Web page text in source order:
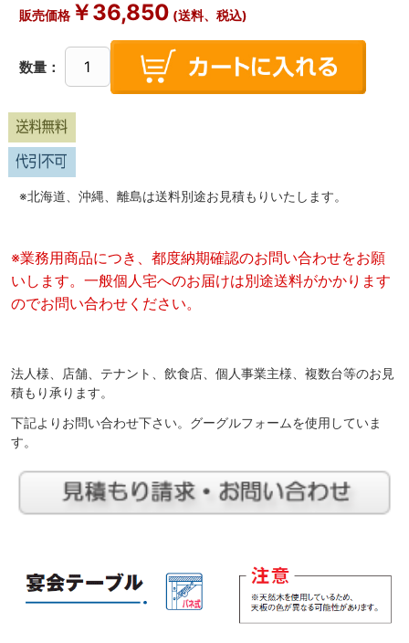
販売価格￥36,850 (送料、税込)
数量：
※北海道、沖縄、離島は送料別途お見積もりいたします。
※業務用商品につき、都度納期確認のお問い合わせをお願
いします。一般個人宅へのお届けは別途送料がかかります
のでお問い合わせください。
法人様、店舗、テナント、飲食店、個人事業主様、複数台等のお見
積もり承ります。
下記よりお問い合わせ下さい。グーグルフォームを使用していま
す。